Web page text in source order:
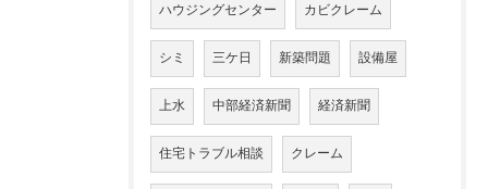
ハウジングセンター カビクレーム
シミ 三ケ日 新築問題 設備屋
上水 中部経済新聞 経済新聞
住宅トラブル相談 クレーム